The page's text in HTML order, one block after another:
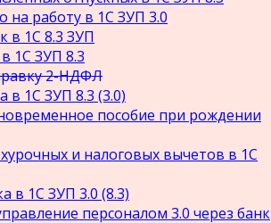
на работу в 1С ЗУП 3.0
в 1С 8.3 ЗУП
1С ЗУП 8.3
2-НДФЛ
в 1С ЗУП 8.3 (3.0)
пособие при рождении
и налоговых вычетов в 1С
в 1С ЗУП 3.0 (8.3)
персоналом 3.0 через банк